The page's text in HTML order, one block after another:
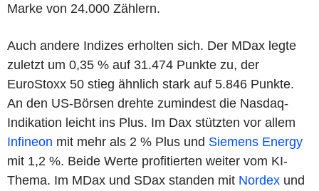
Marke von 24.000 Zählern.
Auch andere Indizes erholten sich. Der MDax legte
zuletzt um 0,35 % auf 31.474 Punkte zu, der
EuroStoxx 50 stieg ähnlich stark auf 5.846 Punkte.
An den US-Börsen drehte zumindest die Nasdaq-
Indikation leicht ins Plus. Im Dax stützten vor allem
Infineon mit mehr als 2 % Plus und Siemens Energy
mit 1,2 %. Beide Werte profitierten weiter vom KI-
Thema. Im MDax und SDax standen mit Nordex und